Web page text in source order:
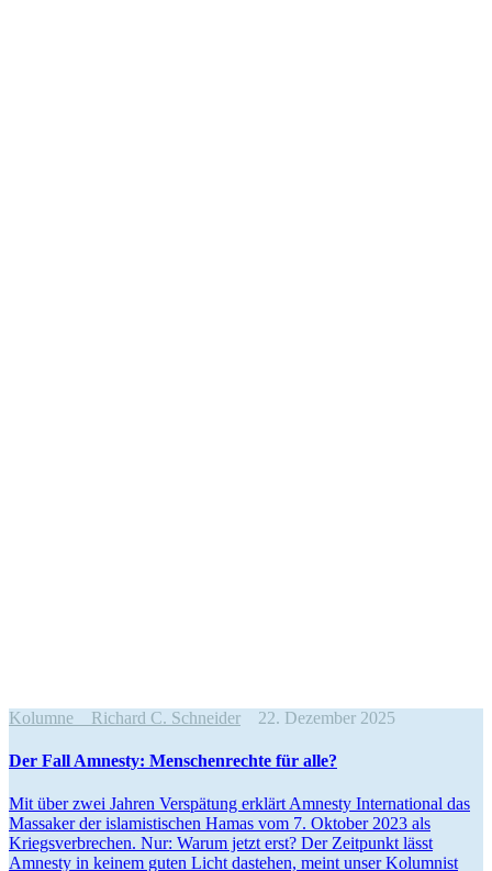
Kolumne Richard C. Schneider 22. Dezember 2025
Der Fall Amnesty: Menschen­rechte für alle?
Mit über zwei Jahren Verspätung erklärt Amnesty Inter­na­tional das
Massaker der islamis­ti­schen Hamas vom 7. Oktober 2023 als
Kriegs­ver­brechen. Nur: Warum jetzt erst? Der Zeitpunkt lässt
Amnesty in keinem guten Licht dastehen, meint unser Kolumnist